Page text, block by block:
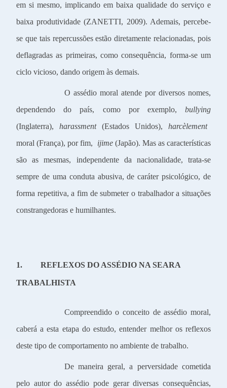
em si mesmo, implicando em baixa qualidade do serviço e
baixa produtividade (ZANETTI, 2009). Ademais, percebe-
se que tais repercussões estão diretamente relacionadas, pois
deflagradas as primeiras, como consequência, forma-se um
ciclo vicioso, dando origem às demais.
O assédio moral atende por diversos nomes,
dependendo do país, como por exemplo, bullying
(Inglaterra), harassment(Estados Unidos), harcèlement
moral (França), por fim, ijime(Japão). Mas as características
são as mesmas, independente da nacionalidade, trata-se
sempre de uma conduta abusiva, de caráter psicológico, de
forma repetitiva, a fim de submeter o trabalhador a situações
constrangedoras e humilhantes.
1. REFLEXOS DO ASSÉDIO NA SEARA
TRABALHISTA
Compreendido o conceito de assédio moral,
caberá a esta etapa do estudo, entender melhor os reflexos
deste tipo de comportamento no ambiente de trabalho.
De maneira geral, a perversidade cometida
pelo autor do assédio pode gerar diversas consequências,